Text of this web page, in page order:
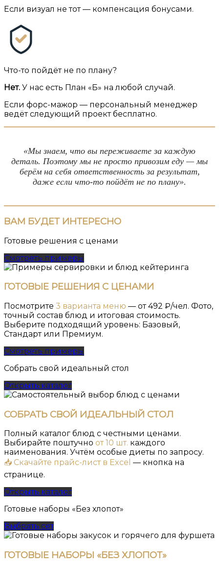
Если визуал не тот — компенсация бонусами.
Что-то пойдёт не по плану?
Нет. У нас есть План «Б» на любой случай.
Если форс-мажор — персональный менеджер
ведёт следующий проект бесплатно.
«Мы знаем, что вы переживаете за каждую
деталь. Поэтому мы не просто привозим еду — мы
берём на себя ответственность за результат,
даже если что-то пойдёт не по плану».
ВАМ БУДЕТ ИНТЕРЕСНО
Готовые решения с ценами
Смотреть примеры
ГОТОВЫЕ РЕШЕНИЯ С ЦЕНАМИ
Посмотрите 3 варианта меню — от 492 ₽/чел. Фото,
точный состав блюд и итоговая стоимость.
Выберите подходящий уровень: Базовый,
Стандарт или Премиум.
Смотреть примеры
Собрать свой идеальный стол
Открыть каталог
СОБРАТЬ СВОЙ ИДЕАЛЬНЫЙ СТОЛ
Полный каталог блюд с честными ценами.
Выбирайте поштучно от 10 шт. каждого
наименования. Учтём особые диеты по запросу.
📥 Скачайте прайс-лист в Excel — кнопка на
странице.
Открыть каталог
Готовые наборы «Без хлопот»
Выбрать сет
ГОТОВЫЕ НАБОРЫ «БЕЗ ХЛОПОТ»